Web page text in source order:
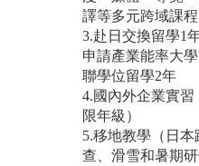
譯等多元跨域課程
3.赴日交換留學1
申請產業能率大
聯學位留學2年
4.國內外企業實習
限年級）
5.移地教學（日本
查、滑雪和暑期